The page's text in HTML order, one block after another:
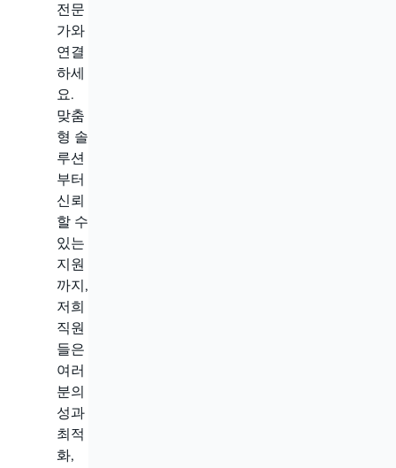
전문
가와
연결
하세
요.
맞춤
형 솔
루션
부터
신뢰
할 수
있는
지원
까지,
저희
직원
들은
여러
분의
성과
최적
화,